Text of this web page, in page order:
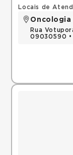
Locais de
Oncologia
Rua
09030590 •